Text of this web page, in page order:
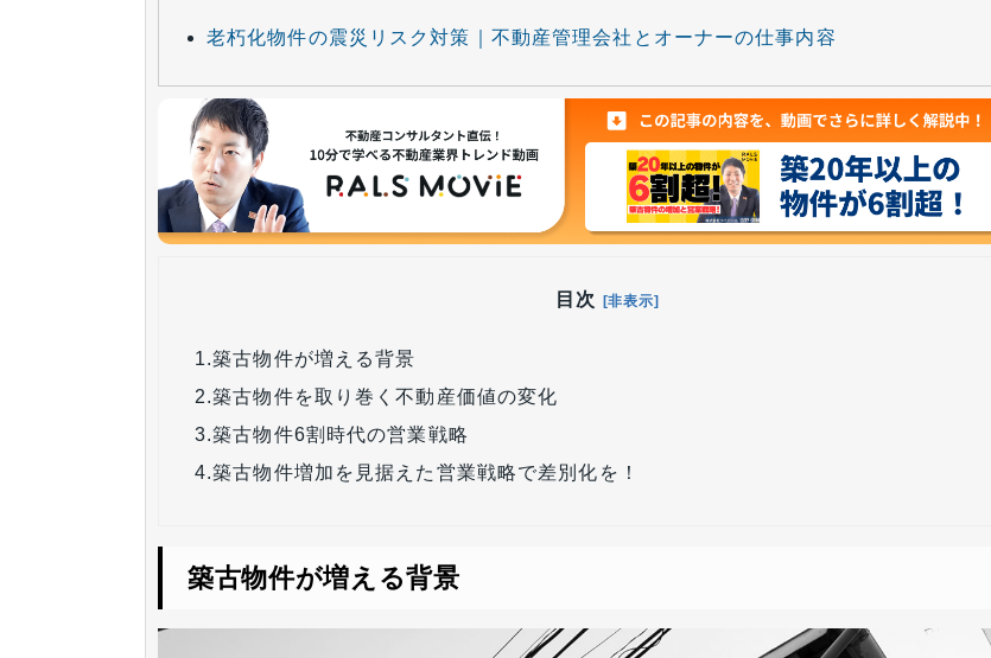
老朽化物件の震災リスク対策｜不動産管理会社とオーナーの仕事内容
目次 [非表示]
1.築古物件が増える背景
2.築古物件を取り巻く不動産価値の変化
3.築古物件6割時代の営業戦略
4.築古物件増加を見据えた営業戦略で差別化を！
築古物件が増える背景